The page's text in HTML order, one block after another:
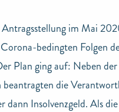
im Mai
bedingten Folgen
Plan ging auf: Neben
die
dann Insolvenzgeld. Als